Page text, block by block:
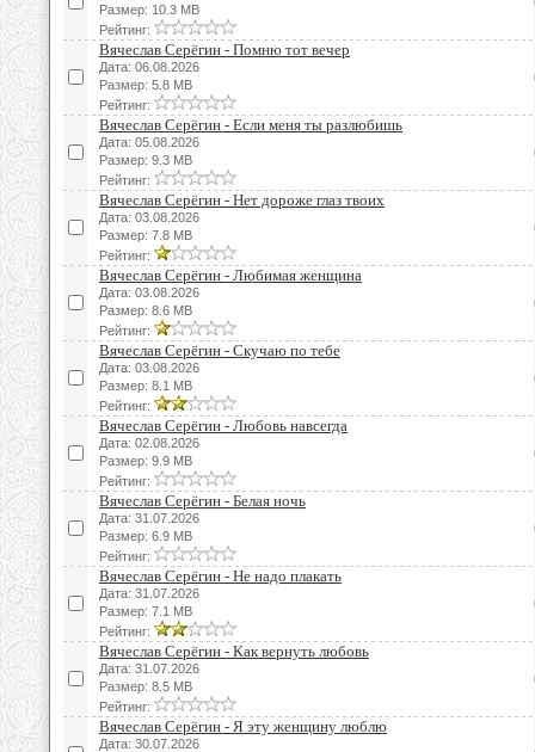
Размер: 10.3 MB
Рейтинг:
Вячеслав Серёгин - Помню тот вечер
Дата: 06.08.2026
Размер: 5.8 MB
Рейтинг:
Вячеслав Серёгин - Если меня ты разлюбишь
Дата: 05.08.2026
Размер: 9.3 MB
Рейтинг:
Вячеслав Серёгин - Нет дороже глаз твоих
Дата: 03.08.2026
Размер: 7.8 MB
Рейтинг:
Вячеслав Серёгин - Любимая женщина
Дата: 03.08.2026
Размер: 8.6 MB
Рейтинг:
Вячеслав Серёгин - Скучаю по тебе
Дата: 03.08.2026
Размер: 8.1 MB
Рейтинг:
Вячеслав Серёгин - Любовь навсегда
Дата: 02.08.2026
Размер: 9.9 MB
Рейтинг:
Вячеслав Серёгин - Белая ночь
Дата: 31.07.2026
Размер: 6.9 MB
Рейтинг:
Вячеслав Серёгин - Не надо плакать
Дата: 31.07.2026
Размер: 7.1 MB
Рейтинг:
Вячеслав Серёгин - Как вернуть любовь
Дата: 31.07.2026
Размер: 8.5 MB
Рейтинг:
Вячеслав Серёгин - Я эту женщину люблю
Дата: 30.07.2026